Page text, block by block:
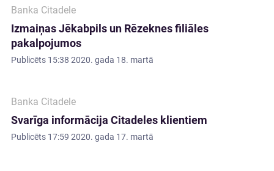
Banka Citadele
Izmaiņas Jēkabpils un Rēzeknes filiāles
pakalpojumos
Publicēts 15:38 2020. gada 18. martā
Banka Citadele
Svarīga informācija Citadeles klientiem
Publicēts 17:59 2020. gada 17. martā